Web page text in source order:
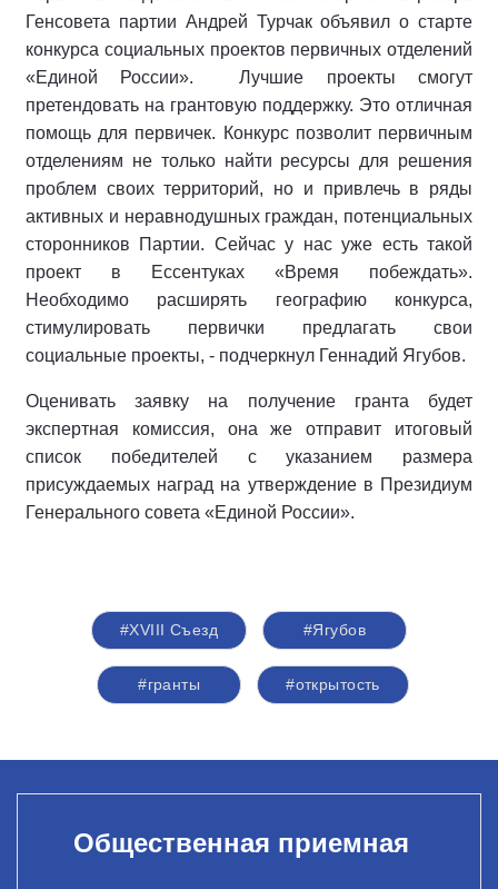
Генсовета партии Андрей Турчак объявил о старте
конкурса социальных проектов первичных отделений
«Единой России». Лучшие проекты смогут
претендовать на грантовую поддержку. Это отличная
помощь для первичек. Конкурс позволит первичным
отделениям не только найти ресурсы для решения
проблем своих территорий, но и привлечь в ряды
активных и неравнодушных граждан, потенциальных
сторонников Партии. Сейчас у нас уже есть такой
проект в Ессентуках «Время побеждать».
Необходимо расширять географию конкурса,
стимулировать первички предлагать свои
социальные проекты, - подчеркнул Геннадий Ягубов.
Оценивать заявку на получение гранта будет
экспертная комиссия, она же отправит итоговый
список победителей с указанием размера
присуждаемых наград на утверждение в Президиум
Генерального совета «Единой России».
#XVIII Съезд #Ягубов
#гранты #открытость
Общественная приемная